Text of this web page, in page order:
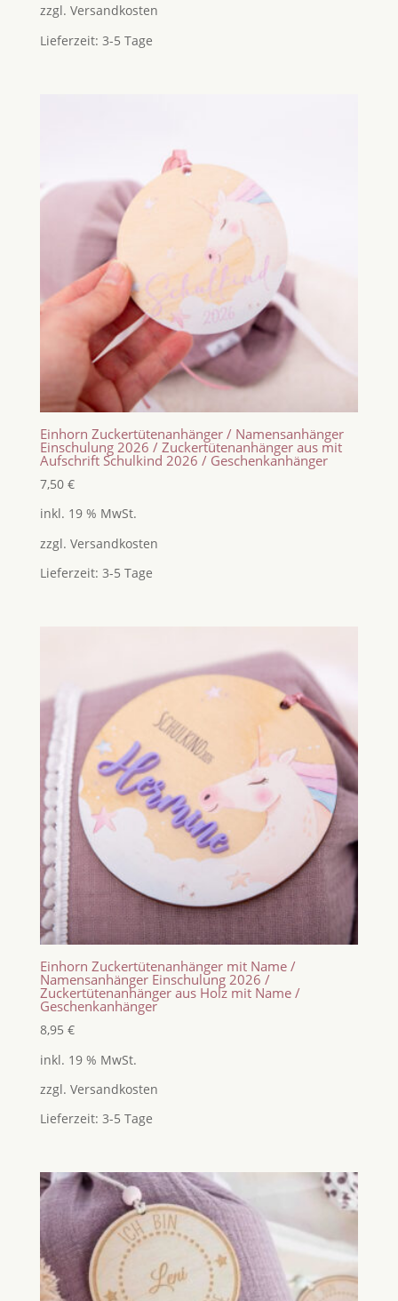
zzgl. Versandkosten
Lieferzeit: 3-5 Tage
Einhorn Zuckertütenanhänger / Namensanhänger
Einschulung 2026 / Zuckertütenanhänger aus mit
Aufschrift Schulkind 2026 / Geschenkanhänger
7,50 €
inkl. 19 % MwSt.
zzgl. Versandkosten
Lieferzeit: 3-5 Tage
Einhorn Zuckertütenanhänger mit Name /
Namensanhänger Einschulung 2026 /
Zuckertütenanhänger aus Holz mit Name /
Geschenkanhänger
8,95 €
inkl. 19 % MwSt.
zzgl. Versandkosten
Lieferzeit: 3-5 Tage